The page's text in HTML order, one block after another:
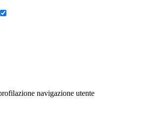
navigazione utente